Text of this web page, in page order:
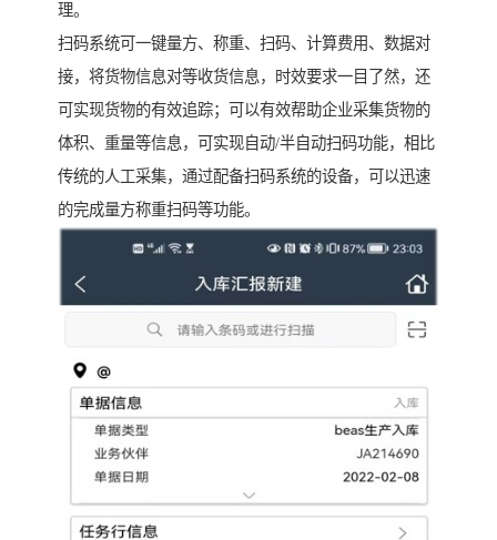
理。
扫码系统可一键量方、称重、扫码、计算费用、数据对
接，将货物信息对等收货信息，时效要求一目了然，还
可实现货物的有效追踪；可以有效帮助企业采集货物的
体积、重量等信息，可实现自动/半自动扫码功能，相比
传统的人工采集，通过配备扫码系统的设备，可以迅速
的完成量方称重扫码等功能。